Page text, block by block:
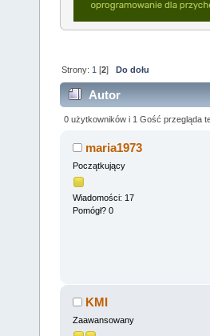
Strony: 1 [2] Do dołu
Autor
połączeniu z P1
0 użytkowników i 1 Gość przegląda
maria1973
Początkujący
Wiadomości: 17
Pomógł? 0
KMI
Zaawansowany